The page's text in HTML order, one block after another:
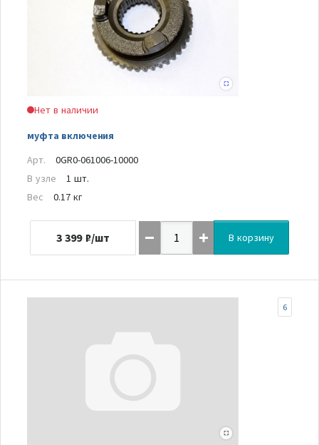
Нет в наличии
муфта включения
Арт.
0GR0-061006-10000
В узле
1 шт.
Вес
0.17 кг
3 399 ₽/шт В корзину
6